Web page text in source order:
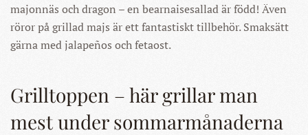
majonnäs och dragon – en bearnaisesallad är född! Även
röror på grillad majs är ett fantastiskt tillbehör. Smaksätt
gärna med jalapeños och fetaost.
Grilltoppen – här grillar man
mest under sommarmånaderna